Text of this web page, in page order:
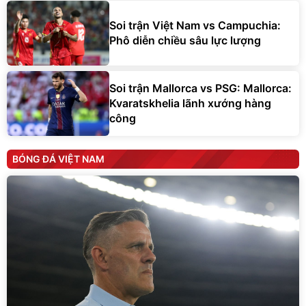
Soi trận Việt Nam vs Campuchia:
Phô diễn chiều sâu lực lượng
Soi trận Mallorca vs PSG: Mallorca:
Kvaratskhelia lãnh xướng hàng
công
BÓNG ĐÁ VIỆT NAM